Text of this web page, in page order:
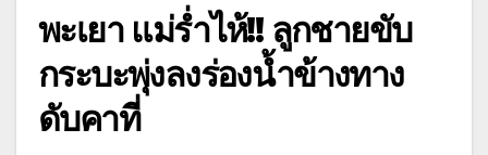
พะเยา แม่ร่ำไห้!! ลูกชายขับ
กระบะพุ่งลงร่องน้ำข้างทาง
ดับคาที่